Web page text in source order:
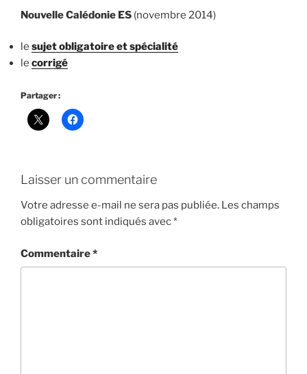
Nouvelle Calédonie ES (novembre 2014)
le sujet obligatoireet spécialité
le corrigé
Partager :
Laisser un commentaire
Votre adresse e-mail ne sera pas publiée. Les champs
obligatoires sont indiqués avec*
Commentaire*